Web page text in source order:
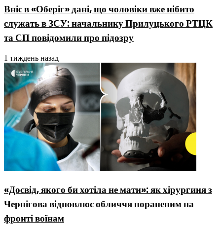
Вніс в «Оберіг» дані, що чоловіки вже нібито
служать в ЗСУ: начальнику Прилуцького РТЦК
та СП повідомили про підозру
1 тиждень назад
«Досвід, якого би хотіла не мати»: як хірургиня з
Чернігова відновлює обличчя пораненим на
фронті воїнам